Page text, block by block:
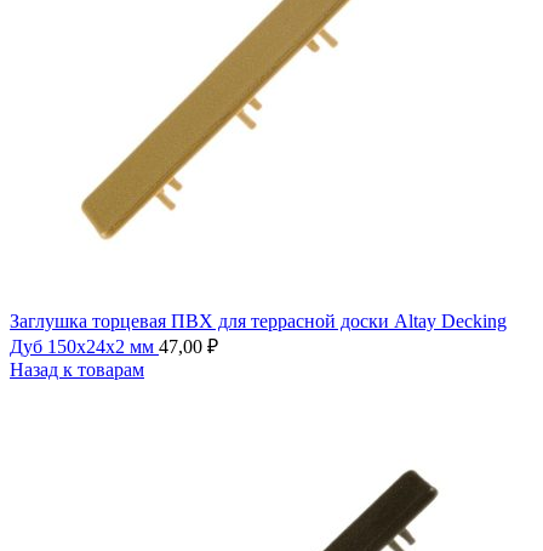
Заглушка торцевая ПВХ для террасной доски Altay Decking
Дуб 150х24х2 мм 47,00 ₽
Назад к товарам